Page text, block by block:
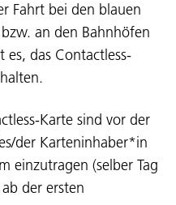
Fahrt bei den blauen
an den Bahnhöfen
es, das Contactless-
Karte sind vor der
der Karteninhaber*in
einzutragen (selber Tag
der ersten